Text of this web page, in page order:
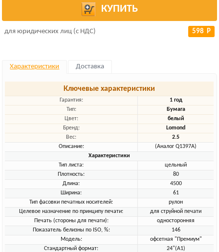
КУПИТЬ
для юридических лиц (с НДС) 598 Р
Характеристики Доставка
Ключевые характеристики
Гарантия:
1 год
Тип:
Бумага
Цвет:
белый
Бренд:
Lomond
Вес:
2.5
Описание:
(Аналог Q1397A)
Характеристики
Тип листа:
цельный
Плотность:
80
Длина:
4500
Ширина:
61
Тип фасовки печатных носителей:
рулон
Целевое назначение по принципу печати:
для струйной печати
Печать (стороны для печати):
односторонняя
Показатель белизны по ISO, %:
146
Модель:
офсетная "Премиум"
Стандартный формат:
24"(A1)